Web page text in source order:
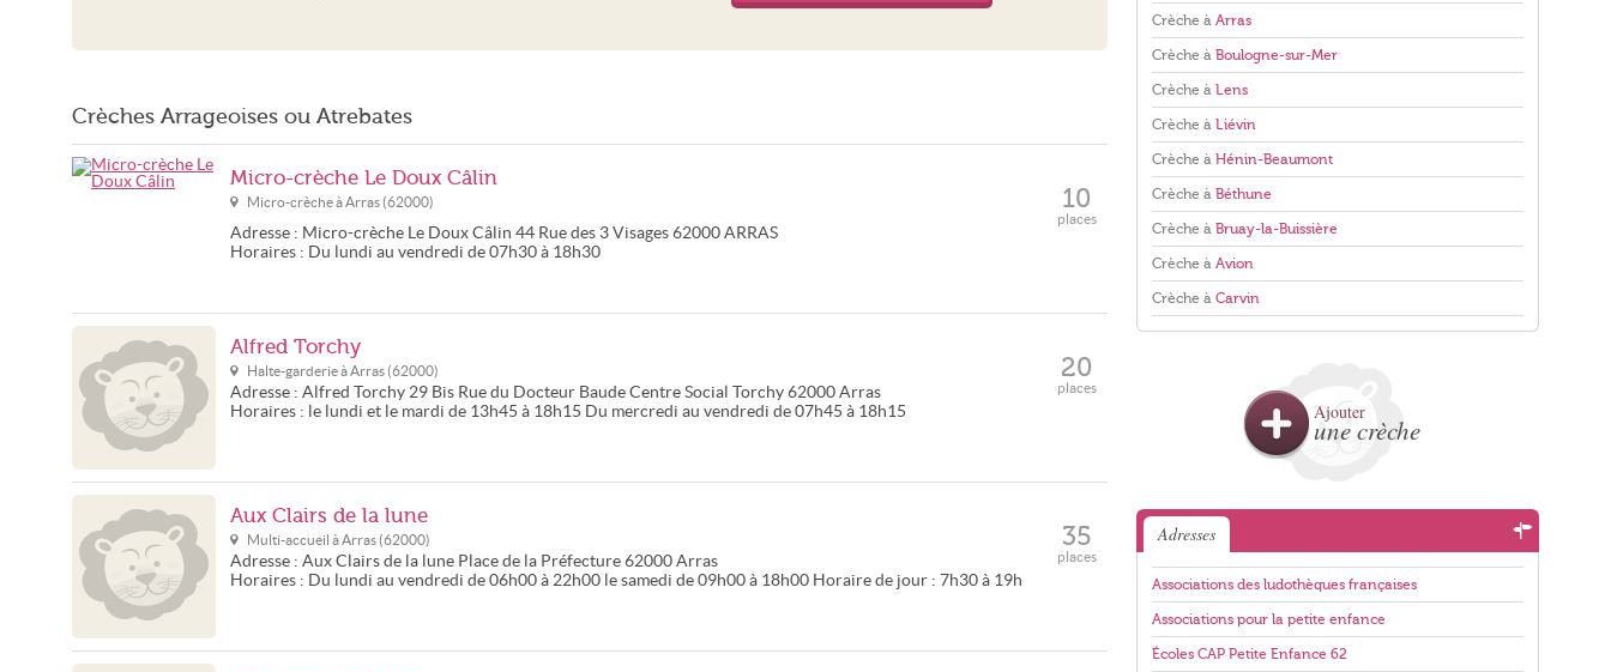
Crèches Arrageoises ou Atrebates
Micro-crèche Le Doux Câlin
Micro-crèche àArras (62000)
Adresse : Micro-crèche Le Doux Câlin 44 Rue des 3 Visages 62000 ARRAS
Horaires : Du lundi au vendredi de 07h30 à 18h30
10
places
Alfred Torchy
Halte-garderie àArras (62000)
Adresse : Alfred Torchy 29 Bis Rue du Docteur Baude Centre Social Torchy 62000 Arras
Horaires : le lundi et le mardi de 13h45 à 18h15 Du mercredi au vendredi de 07h45 à 18h15
20
places
Aux Clairs de la lune
Multi-accueil àArras (62000)
Adresse : Aux Clairs de la lune Place de la Préfecture 62000 Arras
Horaires : Du lundi au vendredi de 06h00 à 22h00 le samedi de 09h00 à 18h00 Horaire de jour : 7h30 à 19h
35
places
Crèche à Arras
Crèche à Boulogne-sur-Mer
Crèche à Lens
Crèche à Liévin
Crèche à Hénin-Beaumont
Crèche à Béthune
Crèche à Bruay-la-Buissière
Crèche à Avion
Crèche à Carvin
Ajouter
une crèche
Adresses
Associations des ludothèques françaises
Associations pour la petite enfance
Écoles CAP Petite Enfance 62